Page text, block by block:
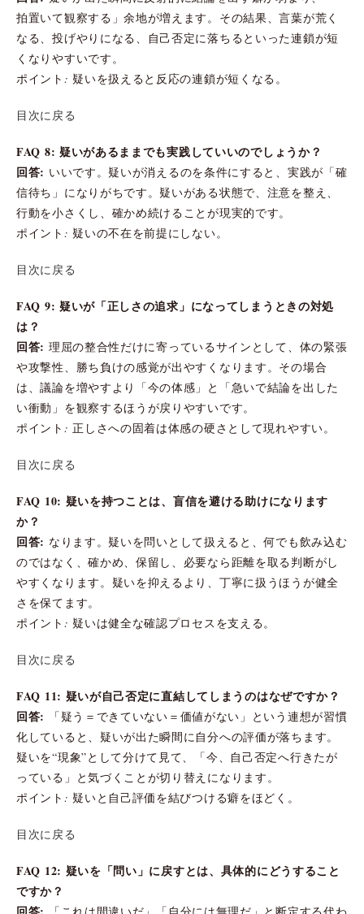
拍置いて観察する」余地が増えます。その結果、言葉が荒く
なる、投げやりになる、自己否定に落ちるといった連鎖が短
くなりやすいです。
ポイント: 疑いを扱えると反応の連鎖が短くなる。
目次に戻る
FAQ 8: 疑いがあるままでも実践していいのでしょうか？
回答: いいです。疑いが消えるのを条件にすると、実践が「確
信待ち」になりがちです。疑いがある状態で、注意を整え、
行動を小さくし、確かめ続けることが現実的です。
ポイント: 疑いの不在を前提にしない。
目次に戻る
FAQ 9: 疑いが「正しさの追求」になってしまうときの対処
は？
回答: 理屈の整合性だけに寄っているサインとして、体の緊張
や攻撃性、勝ち負けの感覚が出やすくなります。その場合
は、議論を増やすより「今の体感」と「急いで結論を出した
い衝動」を観察するほうが戻りやすいです。
ポイント: 正しさへの固着は体感の硬さとして現れやすい。
目次に戻る
FAQ 10: 疑いを持つことは、盲信を避ける助けになります
か？
回答: なります。疑いを問いとして扱えると、何でも飲み込む
のではなく、確かめ、保留し、必要なら距離を取る判断がし
やすくなります。疑いを抑えるより、丁寧に扱うほうが健全
さを保てます。
ポイント: 疑いは健全な確認プロセスを支える。
目次に戻る
FAQ 11: 疑いが自己否定に直結してしまうのはなぜですか？
回答:
「疑う＝できていない＝価値がない」という連想が習慣
化していると、疑いが出た瞬間に自分への評価が落ちます。
疑いを“現象”として分けて見て、「今、自己否定へ行きたが
っている」と気づくことが切り替えになります。
ポイント: 疑いと自己評価を結びつける癖をほどく。
目次に戻る
FAQ 12: 疑いを「問い」に戻すとは、具体的にどうすること
ですか？